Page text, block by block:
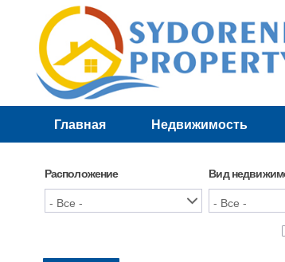
Главная Недвижимость
Расположение Вид